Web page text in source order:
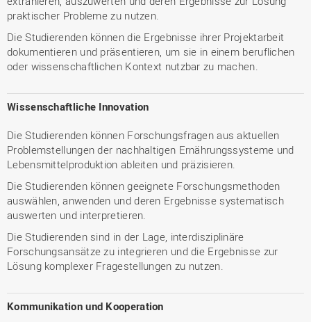
praktischer Probleme zu nutzen.
Die Studierenden können die Ergebnisse ihrer Projektarbeit
dokumentieren und präsentieren, um sie in einem beruflichen
oder wissenschaftlichen Kontext nutzbar zu machen.
Wissenschaftliche Innovation
Die Studierenden können Forschungsfragen aus aktuellen
Problemstellungen der nachhaltigen Ernährungssysteme und
Lebensmittelproduktion ableiten und präzisieren.
Die Studierenden können geeignete Forschungsmethoden
auswählen, anwenden und deren Ergebnisse systematisch
auswerten und interpretieren.
Die Studierenden sind in der Lage, interdisziplinäre
Forschungsansätze zu integrieren und die Ergebnisse zur
Lösung komplexer Fragestellungen zu nutzen.
Kommunikation und Kooperation